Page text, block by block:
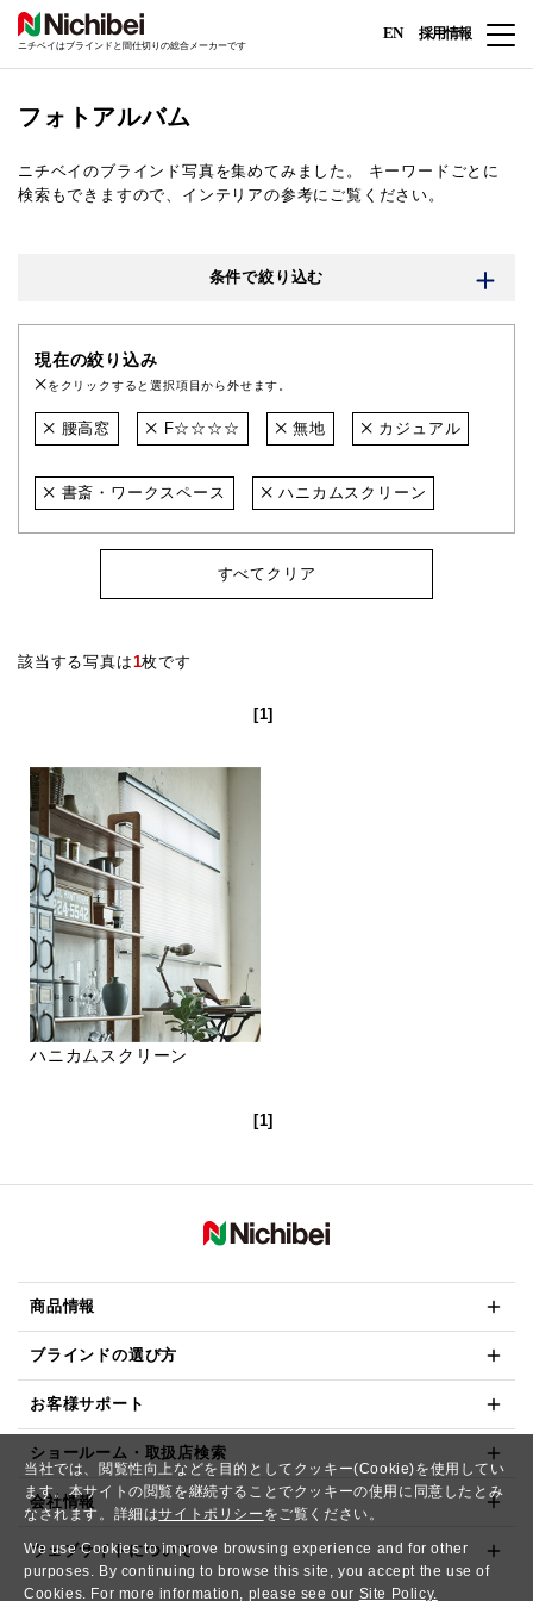
当社では、閲覧性向上などを目的としてクッキー(Cookie)を使用してい
ます。本サイトの閲覧を継続することでクッキーの使用に同意したとみ
なされます。詳細はサイトポリシー をご覧ください。
We use Cookies to improve browsing experience and for other
purposes. By continuing to browse this site, you accept the use of
Cookies. For more information, please see our Site Policy.
ニチベイはブラインドと間仕切りの総合メーカーです
EN 採用情報
フォトアルバム
ニチベイのブラインド写真を集めてみました。
キーワードごとに
検索もできますので、インテリアの参考にご覧ください。
条件で絞り込む
現在の絞り込み
をクリックすると選択項目から外せます。
腰高窓 F☆☆☆☆ 無地 カジュアル
書斎・ワークスペース ハニカムスクリーン
すべてクリア
該当する写真は1枚です
[1]
ハニカムスクリーン
[1]
商品情報
ブラインドの選び方
お客様サポート
ショールーム・取扱店検索
会社情報
ウェブサイトについて